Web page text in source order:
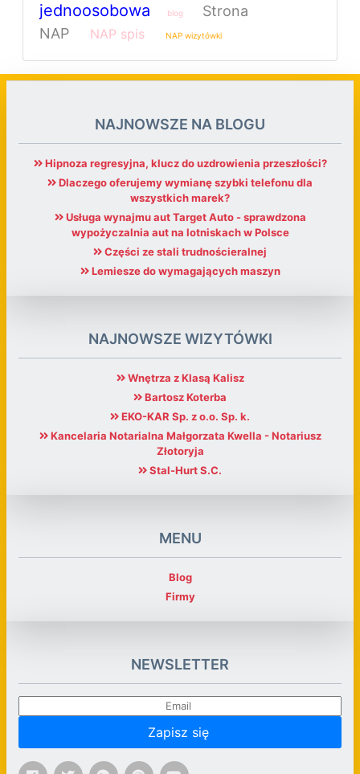
jednoosobowa
blog
Strona
NAP
NAP spis NAP wizytówki
NAJNOWSZE NA BLOGU
Hipnoza regresyjna, klucz do uzdrowienia przeszłości?
Dlaczego oferujemy wymianę szybki telefonu dla
wszystkich marek?
Usługa wynajmu aut Target Auto - sprawdzona
wypożyczalnia aut na lotniskach w Polsce
Części ze stali trudnościeralnej
Lemiesze do wymagających maszyn
NAJNOWSZE WIZYTÓWKI
Wnętrza z Klasą Kalisz
Bartosz Koterba
EKO-KAR Sp. z o.o. Sp. k.
Kancelaria Notarialna Małgorzata Kwella - Notariusz
Złotoryja
Stal-Hurt S.C.
MENU
Blog
Firmy
NEWSLETTER
Zapisz się